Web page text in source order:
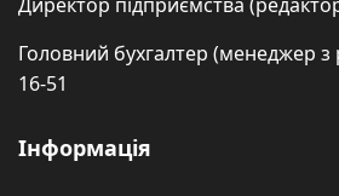
Головний бухгалтер (менеджер з
16-51
Інформація